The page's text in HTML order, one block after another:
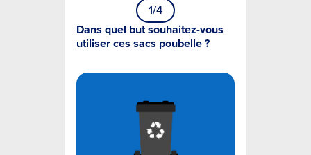
1/4
Dans quel but souhaitez-vous
utiliser ces sacs poubelle ?